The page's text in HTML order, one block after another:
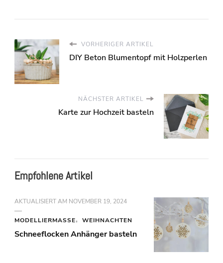
VORHERIGER ARTIKEL
DIY Beton Blumentopf mit Holzperlen
NÄCHSTER ARTIKEL
Karte zur Hochzeit basteln
Empfohlene Artikel
AKTUALISIERT AM NOVEMBER 19, 2024
MODELLIERMASSE WEIHNACHTEN
Schneeflocken Anhänger basteln